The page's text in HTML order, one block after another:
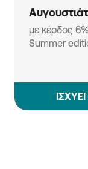
με κέρδος
Summer